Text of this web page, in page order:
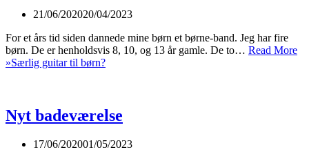
21/06/202020/04/2023
For et års tid siden dannede mine børn et børne-band. Jeg har fire
børn. De er henholdsvis 8, 10, og 13 år gamle. De to… Read More
»Særlig guitar til børn?
Nyt badeværelse
17/06/202001/05/2023